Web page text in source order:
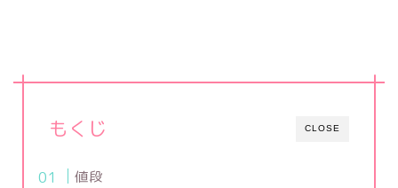
CLOSE
もくじ
値段